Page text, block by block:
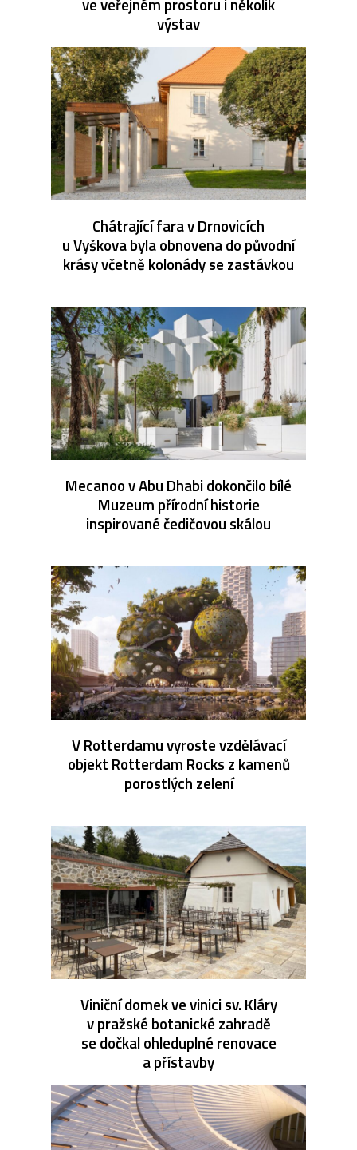
ve veřejném prostoru i několik
výstav
Chátrající fara v Drnovicích
u Vyškova byla obnovena do původní
krásy včetně kolonády se zastávkou
Mecanoo v Abu Dhabi dokončilo bílé
Muzeum přírodní historie
inspirované čedičovou skálou
V Rotterdamu vyroste vzdělávací
objekt Rotterdam Rocks z kamenů
porostlých zelení
Viniční domek ve vinici sv. Kláry
v pražské botanické zahradě
se dočkal ohleduplné renovace
a přístavby